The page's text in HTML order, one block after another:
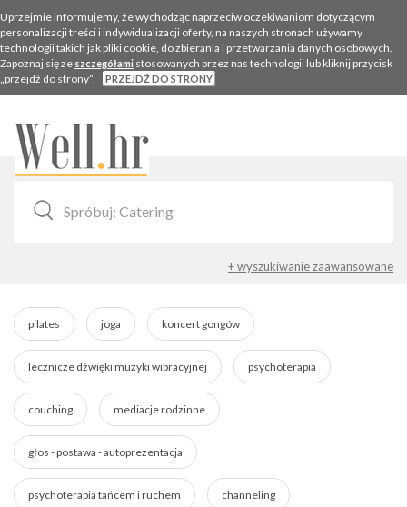
Uprzejmie informujemy, że wychodząc naprzeciw oczekiwaniom dotyczącym
personalizacji treści i indywidualizacji oferty, na naszych stronach używamy
technologii takich jak pliki cookie, do zbierania i przetwarzania danych osobowych.
Zapoznaj się ze szczegółami stosowanych przez nas technologii lub kliknij przycisk
„przejdź do strony”.
PRZEJDŹ DO STRONY
+ wyszukiwanie zaawansowane
pilates joga koncert gongów
lecznicze dźwięki muzyki wibracyjnej psychoterapia
couching mediacje rodzinne
głos - postawa - autoprezentacja
psychoterapia tańcem i ruchem channeling